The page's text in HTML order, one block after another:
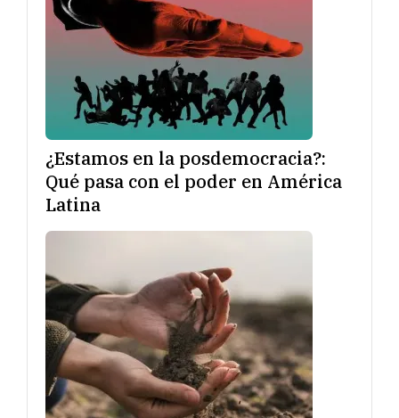
¿Estamos en la posdemocracia?:
Qué pasa con el poder en América
Latina